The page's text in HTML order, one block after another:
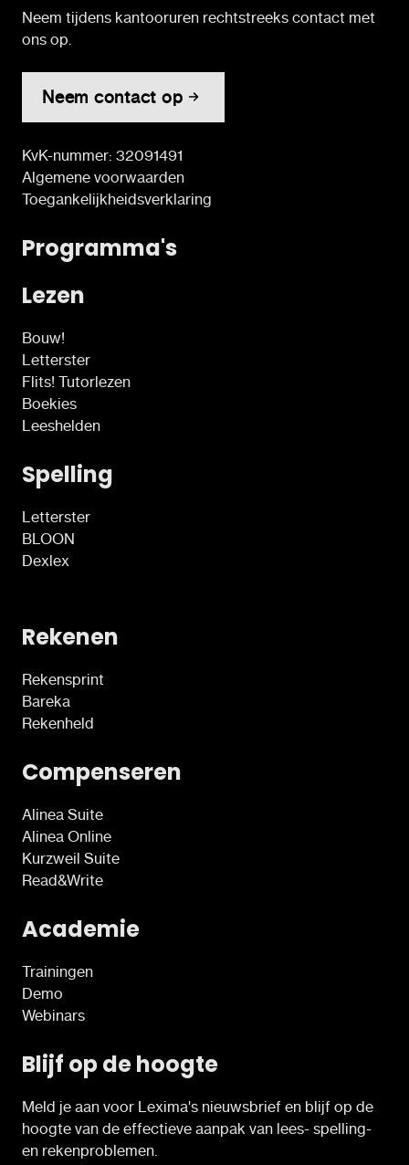
Neem tijdens kantooruren rechtstreeks contact met
ons op.
Neem contact op
KvK-nummer: 32091491
Algemene voorwaarden
Toegankelijkheidsverklaring
Programma's
Lezen
Bouw!
Letterster
Flits! Tutorlezen
Boekies
Leeshelden
Spelling
Letterster
BLOON
Dexlex
Rekenen
Rekensprint
Bareka
Rekenheld
Compenseren
Alinea Suite
Alinea Online
Kurzweil Suite
Read&Write
Academie
Trainingen
Demo
Webinars
Blijf op de hoogte
Meld je aan voor Lexima's nieuwsbrief en blijf op de
hoogte van de effectieve aanpak van lees- spelling-
en rekenproblemen.